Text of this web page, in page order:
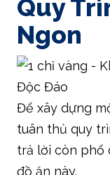
Quy
Ngon
Để xây dựng
tuân thủ quy
trả lời còn phổ
đồ ăn này.